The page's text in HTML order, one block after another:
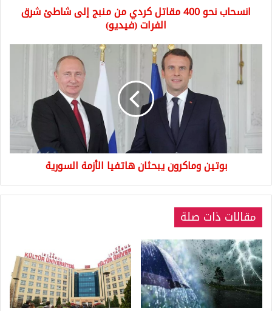
شرق
انسحاب نحو 400 مقاتل كردي من منبج إلى شاطئ شرق
الفرات (فيديو)
وماكرون
يبحثان
هاتفيا
السورية
بوتين وماكرون يبحثان هاتفيا الأزمة السورية
مقالات ذات صلة